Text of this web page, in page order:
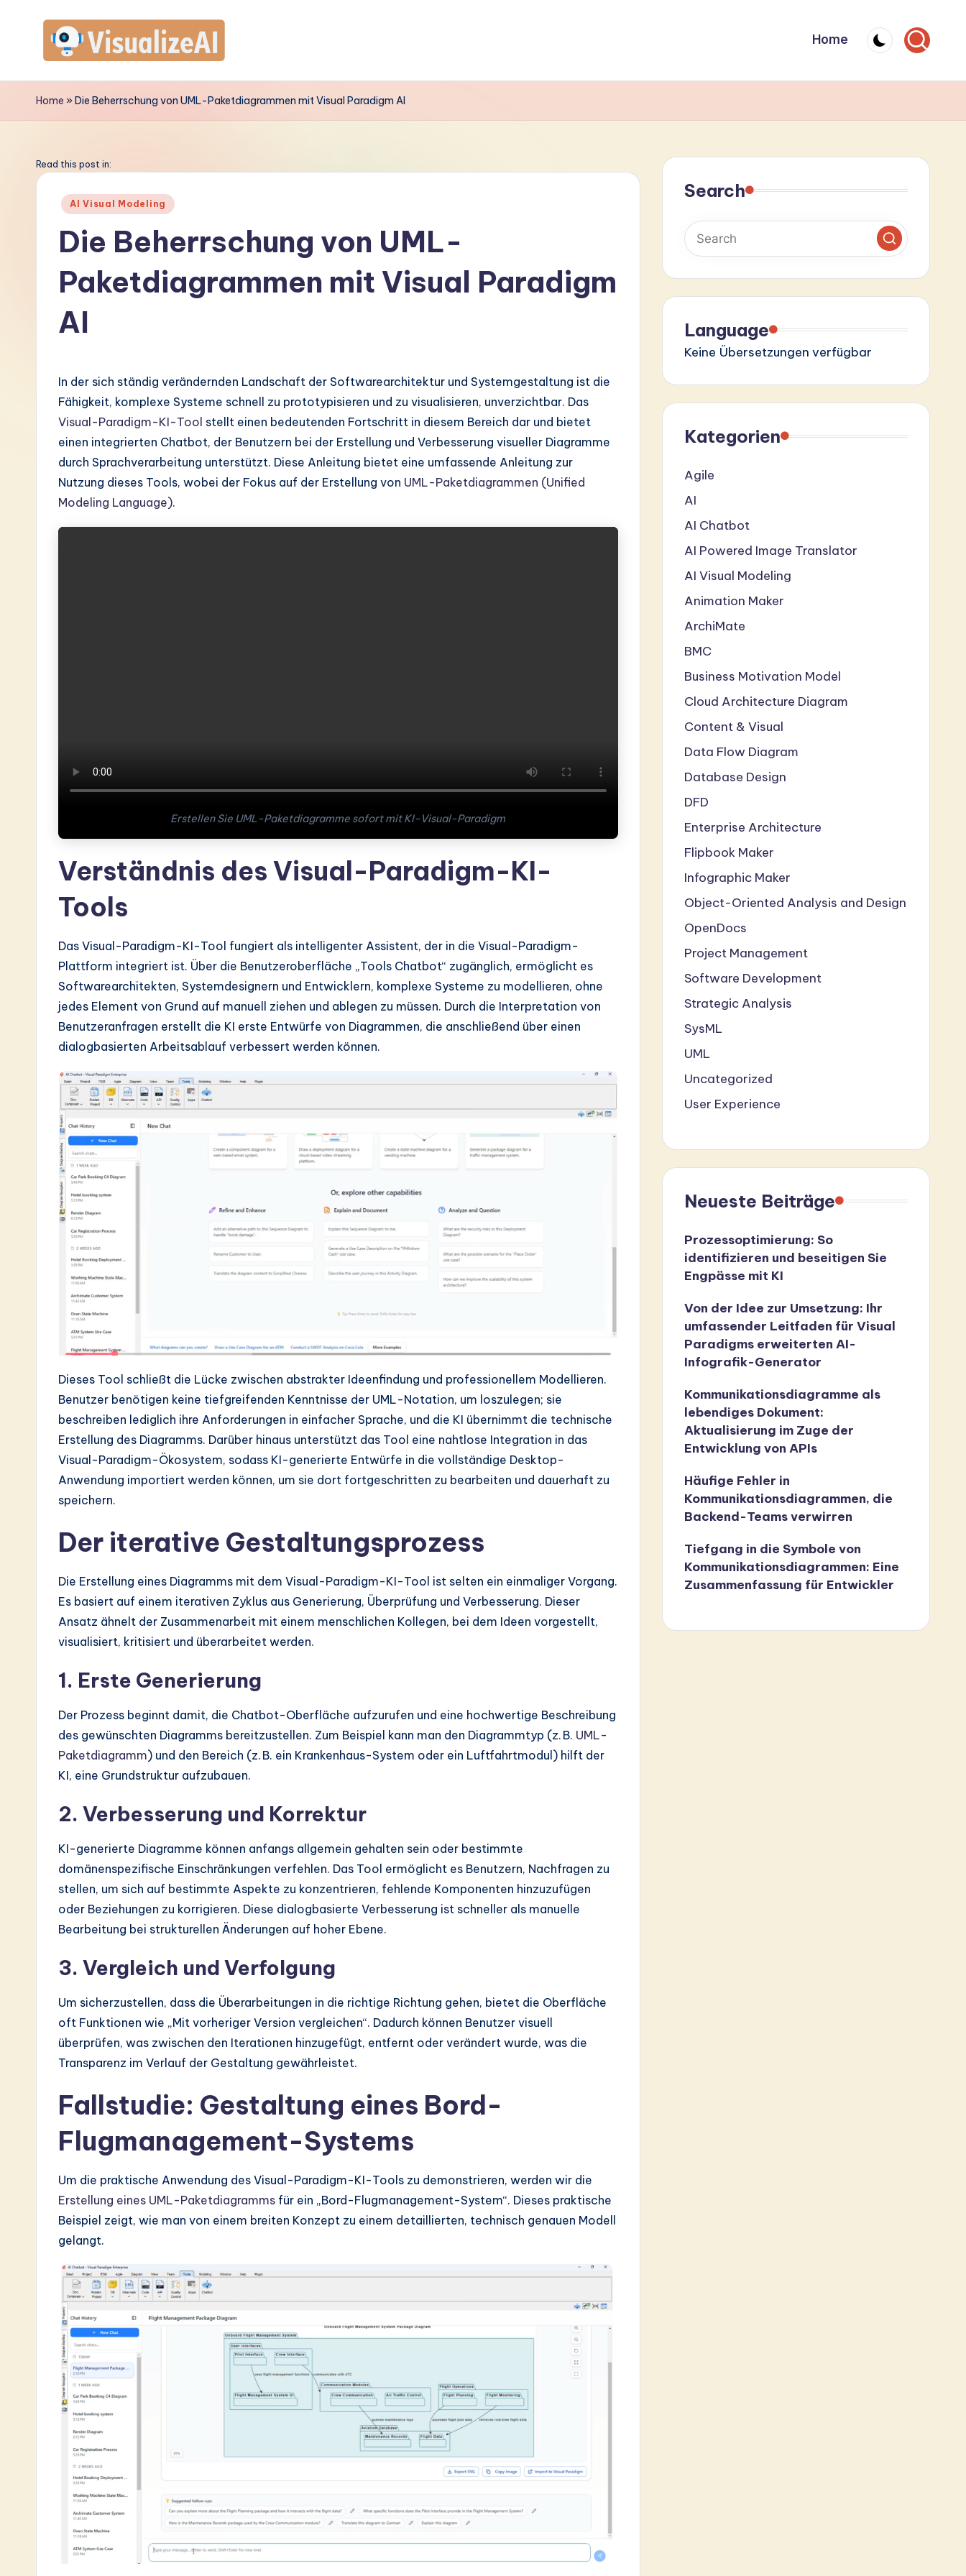
contentV
is
a
m
&
w
In
Home
Home »Die Beherrschung von UML-Paketdiagrammen mit Visual Paradigm AI
Read this post in:
Posted
AI Visual Modeling
Die Beherrschung von UML-
Paketdiagrammen mit Visual Paradigm
AI
In der sich ständig verändernden Landschaft der Softwarearchitektur und Systemgestaltung ist die
Fähigkeit, komplexe Systeme schnell zu prototypisieren und zu visualisieren, unverzichtbar. Das
Visual-Paradigm-KI-Tool stellt einen bedeutenden Fortschritt in diesem Bereich dar und bietet
einen integrierten Chatbot, der Benutzern bei der Erstellung und Verbesserung visueller Diagramme
durch Sprachverarbeitung unterstützt. Diese Anleitung bietet eine umfassende Anleitung zur
Nutzung dieses Tools, wobei der Fokus auf der Erstellung von UML-Paketdiagrammen (Unified
Modeling Language).
Erstellen Sie UML-Paketdiagramme sofort mit KI-Visual-Paradigm
Verständnis des Visual-Paradigm-KI-
Tools
Das Visual-Paradigm-KI-Tool fungiert als intelligenter Assistent, der in die Visual-Paradigm-
Plattform integriert ist. Über die Benutzeroberfläche „Tools Chatbot“ zugänglich, ermöglicht es
Softwarearchitekten, Systemdesignern und Entwicklern, komplexe Systeme zu modellieren, ohne
jedes Element von Grund auf manuell ziehen und ablegen zu müssen. Durch die Interpretation von
Benutzeranfragen erstellt die KI erste Entwürfe von Diagrammen, die anschließend über einen
dialogbasierten Arbeitsablauf verbessert werden können.
Dieses Tool schließt die Lücke zwischen abstrakter Ideenfindung und professionellem Modellieren.
Benutzer benötigen keine tiefgreifenden Kenntnisse der UML-Notation, um loszulegen; sie
beschreiben lediglich ihre Anforderungen in einfacher Sprache, und die KI übernimmt die technische
Erstellung des Diagramms. Darüber hinaus unterstützt das Tool eine nahtlose Integration in das
Visual-Paradigm-Ökosystem, sodass KI-generierte Entwürfe in die vollständige Desktop-
Anwendung importiert werden können, um sie dort fortgeschritten zu bearbeiten und dauerhaft zu
speichern.
Der iterative Gestaltungsprozess
Die Erstellung eines Diagramms mit dem Visual-Paradigm-KI-Tool ist selten ein einmaliger Vorgang.
Es basiert auf einem iterativen Zyklus aus Generierung, Überprüfung und Verbesserung. Dieser
Ansatz ähnelt der Zusammenarbeit mit einem menschlichen Kollegen, bei dem Ideen vorgestellt,
visualisiert, kritisiert und überarbeitet werden.
1. Erste Generierung
Der Prozess beginnt damit, die Chatbot-Oberfläche aufzurufen und eine hochwertige Beschreibung
des gewünschten Diagramms bereitzustellen. Zum Beispiel kann man den Diagrammtyp (z. B. UML-
Paketdiagramm) und den Bereich (z. B. ein Krankenhaus-System oder ein Luftfahrtmodul) hilft der
KI, eine Grundstruktur aufzubauen.
2. Verbesserung und Korrektur
KI-generierte Diagramme können anfangs allgemein gehalten sein oder bestimmte
domänenspezifische Einschränkungen verfehlen. Das Tool ermöglicht es Benutzern, Nachfragen zu
stellen, um sich auf bestimmte Aspekte zu konzentrieren, fehlende Komponenten hinzuzufügen
oder Beziehungen zu korrigieren. Diese dialogbasierte Verbesserung ist schneller als manuelle
Bearbeitung bei strukturellen Änderungen auf hoher Ebene.
3. Vergleich und Verfolgung
Um sicherzustellen, dass die Überarbeitungen in die richtige Richtung gehen, bietet die Oberfläche
oft Funktionen wie „Mit vorheriger Version vergleichen“. Dadurch können Benutzer visuell
überprüfen, was zwischen den Iterationen hinzugefügt, entfernt oder verändert wurde, was die
Transparenz im Verlauf der Gestaltung gewährleistet.
Fallstudie: Gestaltung eines Bord-
Flugmanagement-Systems
Um die praktische Anwendung des Visual-Paradigm-KI-Tools zu demonstrieren, werden wir die
Erstellung eines UML-Paketdiagramms für ein „Bord-Flugmanagement-System“. Dieses praktische
Beispiel zeigt, wie man von einem breiten Konzept zu einem detaillierten, technisch genauen Modell
gelangt.
Search
Language
Keine Übersetzungen verfügbar
Kategorien
Agile
AI
AI Chatbot
AI Powered Image Translator
AI Visual Modeling
Animation Maker
ArchiMate
BMC
Business Motivation Model
Cloud Architecture Diagram
Content & Visual
Data Flow Diagram
Database Design
DFD
Enterprise Architecture
Flipbook Maker
Infographic Maker
Object-Oriented Analysis and Design
OpenDocs
Project Management
Software Development
Strategic Analysis
SysML
UML
Uncategorized
User Experience
Neueste Beiträge
Prozessoptimierung: So
identifizieren und beseitigen Sie
Engpässe mit KI
Von der Idee zur Umsetzung: Ihr
umfassender Leitfaden für Visual
Paradigms erweiterten AI-
Infografik-Generator
Kommunikationsdiagramme als
lebendiges Dokument:
Aktualisierung im Zuge der
Entwicklung von APIs
Häufige Fehler in
Kommunikationsdiagrammen, die
Backend-Teams verwirren
Tiefgang in die Symbole von
Kommunikationsdiagrammen: Eine
Zusammenfassung für Entwickler